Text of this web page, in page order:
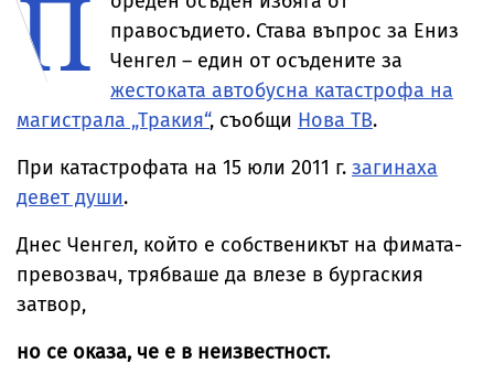
събота
П
правосъдието. Става въпрос за Ениз
Ченгел – един от осъдените за
жестоката автобусна катастрофа на
магистрала „Тракия“, съобщи Нова ТВ.
При катастрофата на 15 юли 2011 г. загинаха
девет души.
Днес Ченгел, който е собственикът на фимата-
превозвач, трябваше да влезе в бургаския
затвор,
но се оказа, че е в неизвестност.